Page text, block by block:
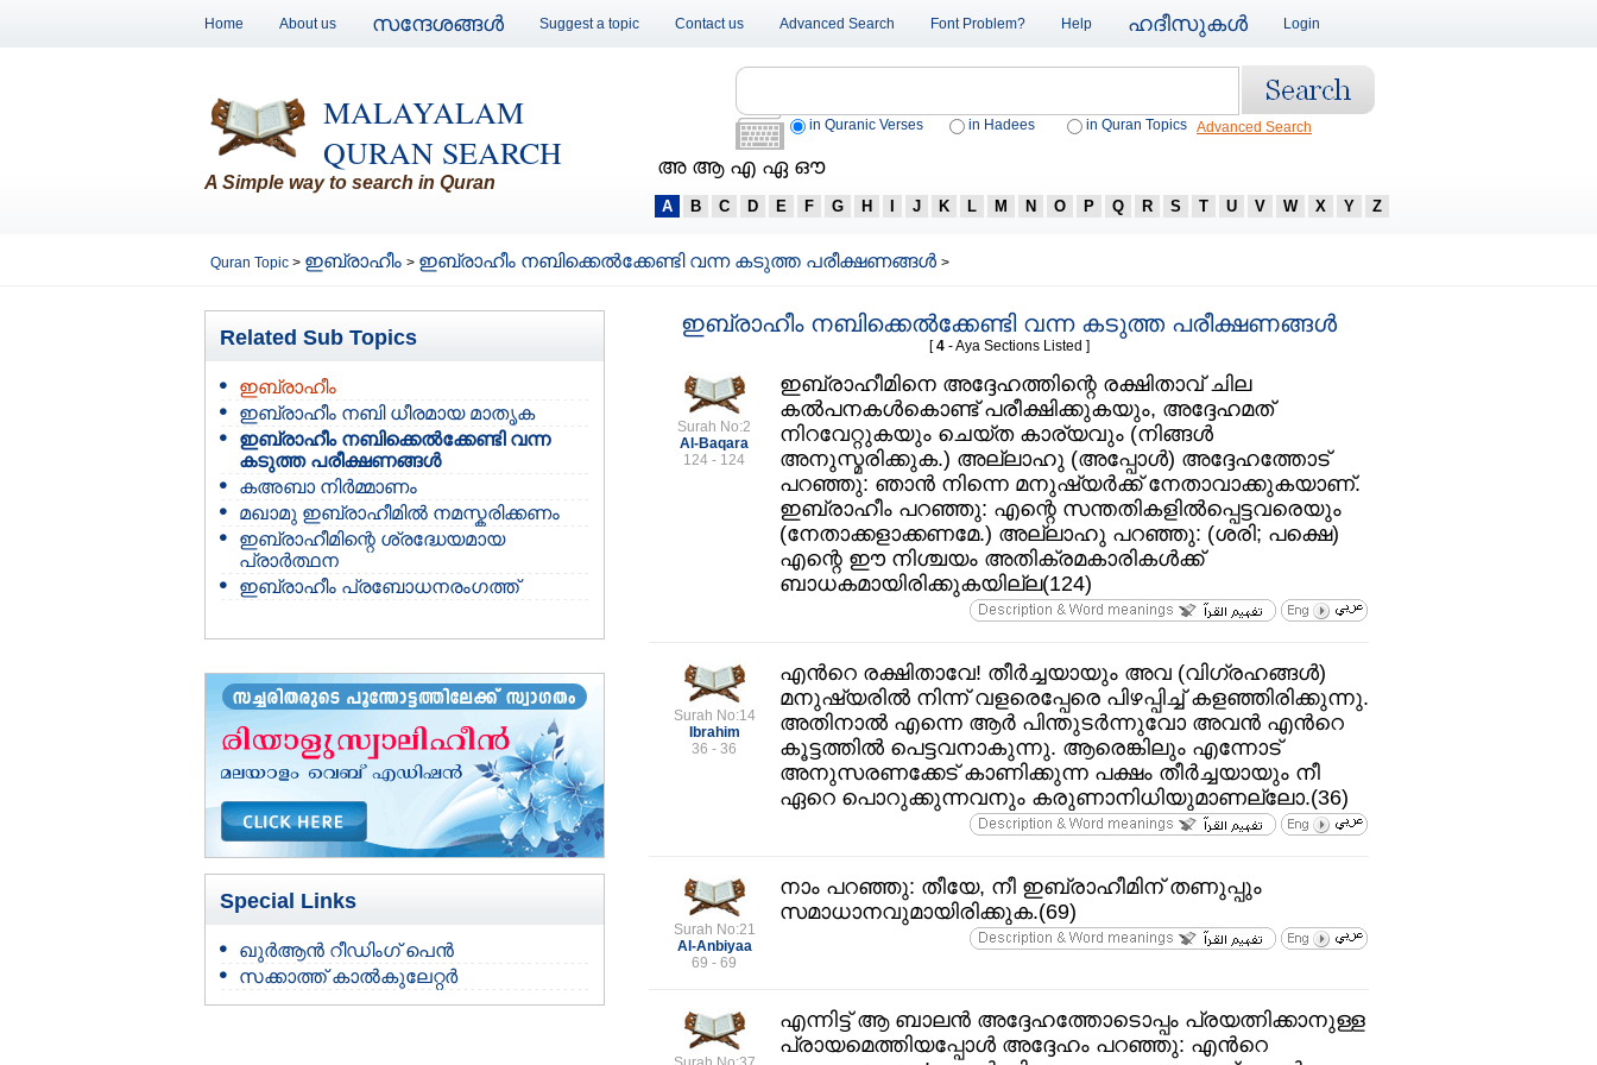
Home About us സന്ദേശങ്ങള്‍ Suggest a topic Contact us Advanced Search Font Problem? Help ഹദീസുകള്‍ Login
MALAYALAM
QURAN SEARCH
A Simple way to search in Quran
in Quranic Verses in Hadees in Quran Topics Advanced Search
അ ആ എ ഏ ഔ
A B C D E F G H J K L M N O P Q R S T U V W X Y Z
Quran Topic > ഇബ്രാഹീം > ഇബ്രാഹീം നബിക്കെല്‍ക്കേണ്ടി വന്ന കടുത്ത പരീക്ഷണങ്ങള്‍ >
Related Sub Topics
ഇബ്രാഹീം
ഇബ്രാഹീം നബി ധീരമായ മാതൃക
ഇബ്രാഹീം നബിക്കെല്‍ക്കേണ്ടി വന്ന
കടുത്ത പരീക്ഷണങ്ങള്‍
കഅബാ നിര്‍മ്മാണം
മഖാമു ഇബ്രാഹീമില്‍ നമസ്കരിക്കണം
ഇബ്രാഹീമിന്റെ ശ്രദ്ധേയമായ
പ്രാര്‍ത്ഥന
ഇബ്രാഹീം പ്രബോധനരംഗത്ത്
Special Links
ഖുർആൻ റീഡിംഗ് പെൻ
സക്കാത്ത് കാൽകുലേറ്റർ
ഇബ്രാഹീം നബിക്കെല്‍ക്കേണ്ടി വന്ന കടുത്ത പരീക്ഷണങ്ങള്‍
[4- Aya Sections Listed ]
Surah No:2
Al-Baqara
124 - 124
ഇബ്രാഹീമിനെ അദ്ദേഹത്തിന്റെ രക്ഷിതാവ്‌ ചില
കല്‍പനകള്‍കൊണ്ട്‌ പരീക്ഷിക്കുകയും, അദ്ദേഹമത്‌
നിറവേറ്റുകയും ചെയ്ത കാര്യവും (നിങ്ങള്‍
അനുസ്മരിക്കുക.) അല്ലാഹു (അപ്പോള്‍) അദ്ദേഹത്തോട്‌
പറഞ്ഞു: ഞാന്‍ നിന്നെ മനുഷ്യര്‍ക്ക്‌ നേതാവാക്കുകയാണ്‌.
ഇബ്രാഹീം പറഞ്ഞു: എന്റെ സന്തതികളില്‍പ്പെട്ടവരെയും
(നേതാക്കളാക്കണമേ.) അല്ലാഹു പറഞ്ഞു: (ശരി; പക്ഷെ)
എന്റെ ഈ നിശ്ചയം അതിക്രമകാരികള്‍ക്ക്‌
ബാധകമായിരിക്കുകയില്ല(124)
Surah No:14
Ibrahim
36 - 36
എന്‍റെ രക്ഷിതാവേ! തീര്‍ച്ചയായും അവ (വിഗ്രഹങ്ങള്‍)
മനുഷ്യരില്‍ നിന്ന്‌ വളരെപ്പേരെ പിഴപ്പിച്ച്‌ കളഞ്ഞിരിക്കുന്നു.
അതിനാല്‍ എന്നെ ആര്‍ പിന്തുടര്‍ന്നുവോ അവന്‍ എന്‍റെ
കൂട്ടത്തില്‍ പെട്ടവനാകുന്നു. ആരെങ്കിലും എന്നോട്‌
അനുസരണക്കേട്‌ കാണിക്കുന്ന പക്ഷം തീര്‍ച്ചയായും നീ
ഏറെ പൊറുക്കുന്നവനും കരുണാനിധിയുമാണല്ലോ.(36)
Surah No:21
Al-Anbiyaa
69 - 69
നാം പറഞ്ഞു: തീയേ, നീ ഇബ്രാഹീമിന്‌ തണുപ്പും
സമാധാനവുമായിരിക്കുക.(69)
എന്നിട്ട്‌ ആ ബാലന്‍ അദ്ദേഹത്തോടൊപ്പം പ്രയത്നിക്കാനുള്ള
പ്രായമെത്തിയപ്പോള്‍ അദ്ദേഹം പറഞ്ഞു: എന്‍റെ